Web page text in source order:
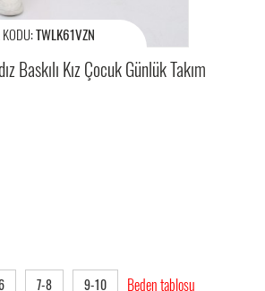
TWLK61VZN
Baskılı Kız Çocuk Günlük Takım
7-8 9-10 Beden tablosu